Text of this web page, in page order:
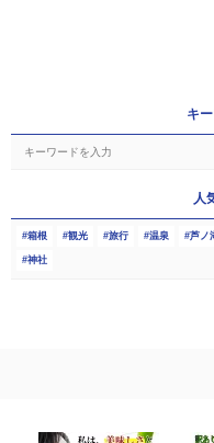
キ
人
箱根 観光 旅行 温泉 芦ノ
神社